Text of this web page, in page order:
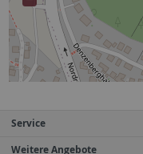
Service
Weitere Angebote